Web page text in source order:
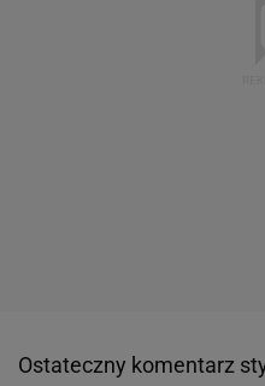
Ostateczny komentarz